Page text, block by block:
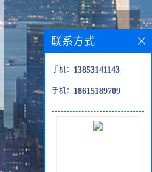
联系方式
手机： 13853141143
手机： 18615189709